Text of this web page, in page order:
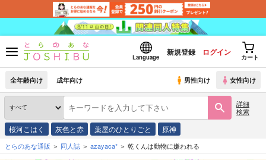
Language
新規登録 ログイン
カート
全年齢向け 成年向け 男性向け 女性向け
詳細
検索
桜河こはく 灰色と赤 薬屋のひとりごと 原神
とらのあな通販 同人誌 azayaca* 乾くんは動物に嫌われる